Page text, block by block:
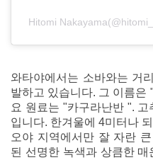
Hitomi
와타야에서는 소바와는 거
발하고 있습니다. 그 이름은
요 원료는 "카구라난반 ".
입니다. 한겨울에 4미터나
오야 지역에서만 잘 자란
된 선명한 녹색과 상큼한